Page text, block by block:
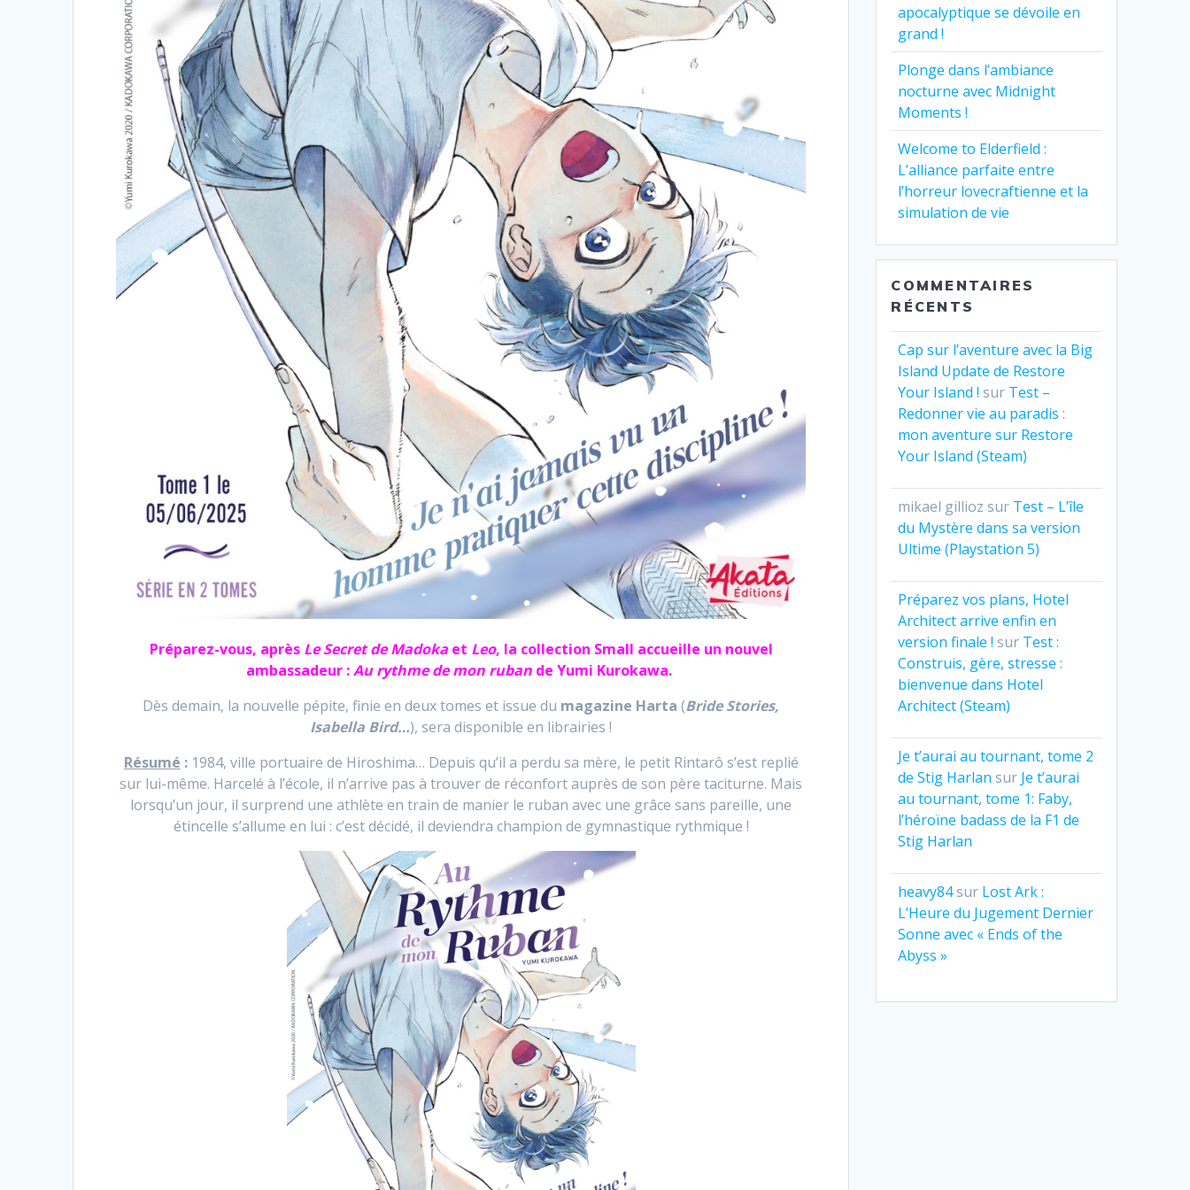
Préparez-vous, après Le Secret de Madokaet Leo, la collection Small accueille un nouvel
ambassadeur :Au rythme de mon ruban de Yumi Kurokawa.
Dès demain, la nouvelle pépite, finie en deux tomes et issue du magazine Harta (Bride Stories,
Isabella Bird…), sera disponible en librairies !
Résumé :1984, ville portuaire de Hiroshima… Depuis qu’il a perdu sa mère, le petit Rintarô s’est replié
sur lui-même. Harcelé à l’école, il n’arrive pas à trouver de réconfort auprès de son père taciturne. Mais
lorsqu’un jour, il surprend une athlète en train de manier le ruban avec une grâce sans pareille, une
étincelle s’allume en lui : c’est décidé, il deviendra champion de gymnastique rythmique !
apocalyptique se dévoile en
grand !
Plonge dans l’ambiance
nocturne avec Midnight
Moments !
Welcome to Elderfield :
L’alliance parfaite entre
l’horreur lovecraftienne et la
simulation de vie
COMMENTAIRES
RÉCENTS
Cap sur l’aventure avec la Big
Island Update de Restore
Your Island ! sur Test –
Redonner vie au paradis :
mon aventure sur Restore
Your Island (Steam)
mikael gillioz sur Test – L’île
du Mystère dans sa version
Ultime (Playstation 5)
Préparez vos plans, Hotel
Architect arrive enfin en
version finale ! sur Test :
Construis, gère, stresse :
bienvenue dans Hotel
Architect (Steam)
Je t’aurai au tournant, tome 2
de Stig Harlan sur Je t’aurai
au tournant, tome 1: Faby,
l’héroïne badass de la F1 de
Stig Harlan
heavy84sur Lost Ark :
L’Heure du Jugement Dernier
Sonne avec « Ends of the
Abyss »